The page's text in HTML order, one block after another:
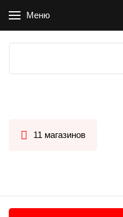
Меню
11 магазинов